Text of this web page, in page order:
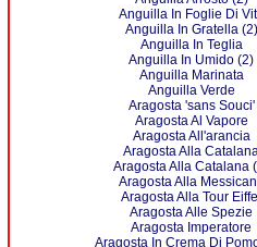
Anguilla In Foglie Di
Anguilla In Gratella (2)
Anguilla In Teglia
Anguilla In Umido (2)
Anguilla Marinata
Anguilla Verde
Aragosta 'sans Souci'
Aragosta Al Vapore
Aragosta All'arancia
Aragosta Alla
Aragosta Alla Catalana
Aragosta Alla
Aragosta Alla Tour
Aragosta Alle Spezie
Aragosta Imperatore
Aragosta In Crema Di